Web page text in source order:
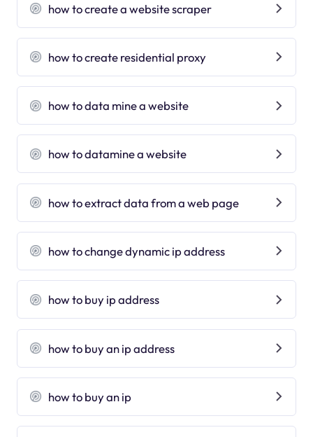
how to create a website scraper
how to create residential proxy
how to data mine a website
how to datamine a website
how to extract data from a web page
how to change dynamic ip address
how to buy ip address
how to buy an ip address
how to buy an ip